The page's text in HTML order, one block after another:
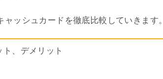
ッシュカードを徹底比較していきます。
、デメリット